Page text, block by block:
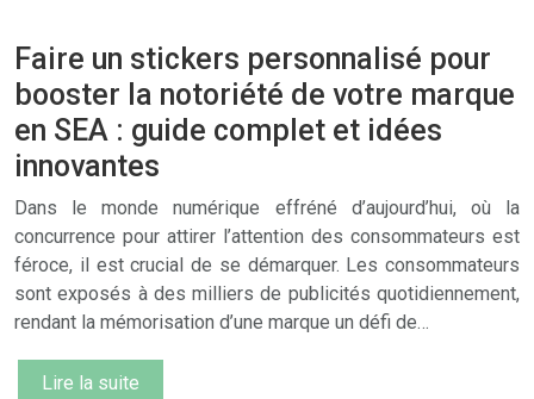
Faire un stickers personnalisé pour
booster la notoriété de votre marque
en SEA : guide complet et idées
innovantes
Dans le monde numérique effréné d’aujourd’hui, où la
concurrence pour attirer l’attention des consommateurs est
féroce, il est crucial de se démarquer. Les consommateurs
sont exposés à des milliers de publicités quotidiennement,
rendant la mémorisation d’une marque un défi de…
Lire la suite